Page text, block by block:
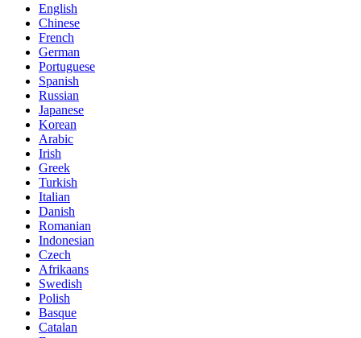
English
Chinese
French
German
Portuguese
Spanish
Russian
Japanese
Korean
Arabic
Irish
Greek
Turkish
Italian
Danish
Romanian
Indonesian
Czech
Afrikaans
Swedish
Polish
Basque
Catalan